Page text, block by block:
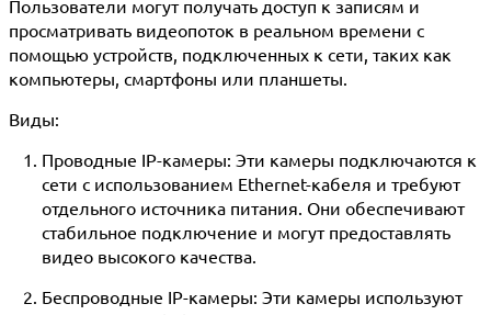
Пользователи могут получать доступ к записям и
просматривать видеопоток в реальном времени с
помощью устройств, подключенных к сети, таких как
компьютеры, смартфоны или планшеты.
Виды:
Проводные IP-камеры: Эти камеры подключаются к
сети с использованием Ethernet-кабеля и требуют
отдельного источника питания. Они обеспечивают
стабильное подключение и могут предоставлять
видео высокого качества.
Беспроводные IP-камеры: Эти камеры используют